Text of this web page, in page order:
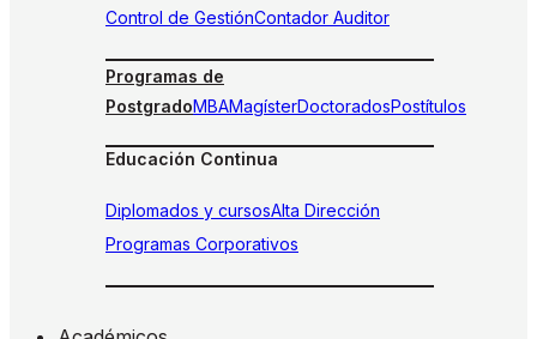
Control de GestiónContador Auditor
Programas de
PostgradoMBAMagísterDoctoradosPostítulos
Educación Continua
Diplomados y cursosAlta Dirección
Programas Corporativos